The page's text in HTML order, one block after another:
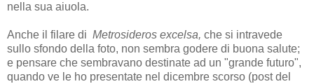
nella sua aiuola.
Anche il filare di Metrosideros excelsa, che si intravede
sullo sfondo della foto, non sembra godere di buona salute;
e pensare che sembravano destinate ad un "grande futuro",
quando ve le ho presentate nel dicembre scorso (post del